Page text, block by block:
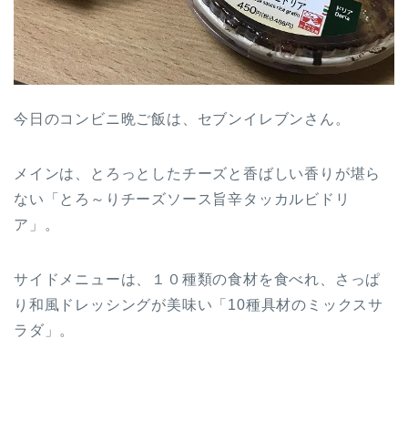
今日のコンビニ晩ご飯は、セブンイレブンさん。
メインは、とろっとしたチーズと香ばしい香りが堪ら
ない「とろ～りチーズソース旨辛タッカルビドリ
ア」。
サイドメニューは、１０種類の食材を食べれ、さっぱ
り和風ドレッシングが美味い「10種具材のミックスサ
ラダ」。